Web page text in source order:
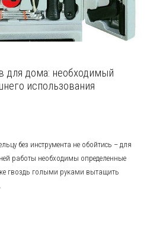
для дома: необходимый
использования
без инструмента не обойтись – для
работы необходимы определенные
гвоздь голыми руками вытащить